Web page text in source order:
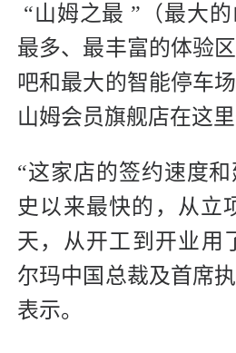
“山姆之最 ”（最大
最多、最丰富的体验
吧和最大的智能停车
山姆会员旗舰店在这里
“这家店的签约速度
史以来最快的，从立
天，从开工到开业用
尔玛中国总裁及首席
表示。